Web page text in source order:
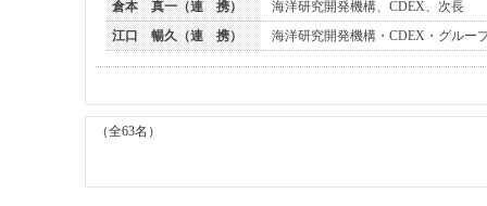
倉本 真一（連 携）
海洋研究開発機構、CDEX、次長
江口 暢久（連 携）
海洋研究開発機構・CDEX・グルー
（全63名）